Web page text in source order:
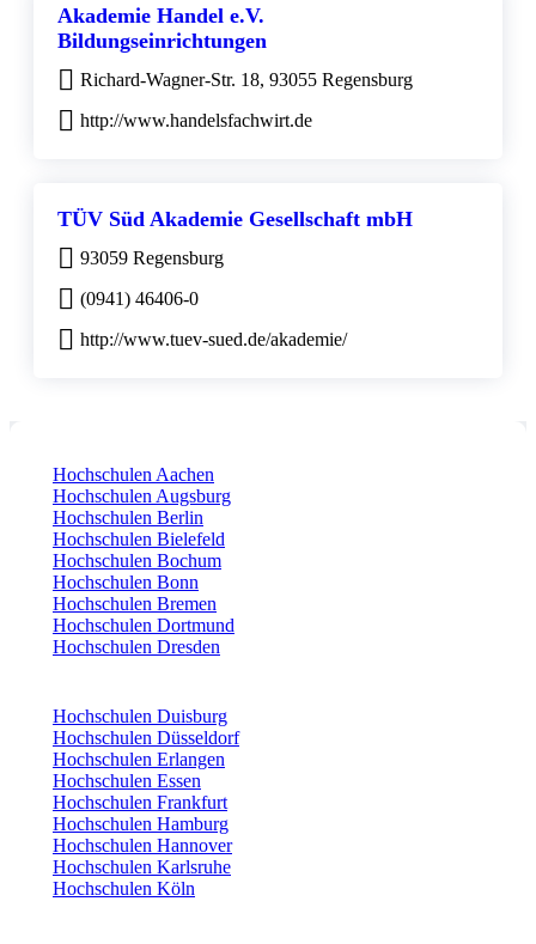
Akademie Handel e.V.
Bildungseinrichtungen
Richard-Wagner-Str. 18, 93055 Regensburg
http://www.handelsfachwirt.de
TÜV Süd Akademie Gesellschaft mbH
93059 Regensburg
(0941) 46406-0
http://www.tuev-sued.de/akademie/
Hochschulen Aachen
Hochschulen Augsburg
Hochschulen Berlin
Hochschulen Bielefeld
Hochschulen Bochum
Hochschulen Bonn
Hochschulen Bremen
Hochschulen Dortmund
Hochschulen Dresden
Hochschulen Duisburg
Hochschulen Düsseldorf
Hochschulen Erlangen
Hochschulen Essen
Hochschulen Frankfurt
Hochschulen Hamburg
Hochschulen Hannover
Hochschulen Karlsruhe
Hochschulen Köln